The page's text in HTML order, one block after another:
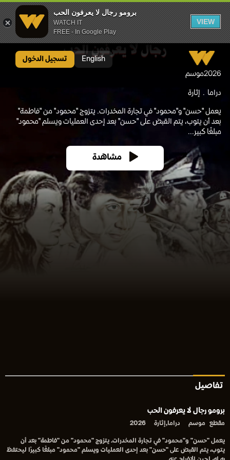
برومو رجال لا يعرفون الحب
WATCH IT
FREE - In Google Play
VIEW
English تسجيل الدخول
2026موسم
دراما إثارة
يعمل "حسن" و"محمود" في تجارة المخدرات. يتزوج "محمود" من "فاطمة"
بعد أن يتوب، يتم القبض على "حسن" بعد إحدى العمليات ويسلم "محمود"
مبلغًا كبير...
مشاهدة
تفاصيل
برومو رجال لا يعرفون الحب
مقطع موسم دراما,إثارة 2026
يعمل "حسن" و"محمود" في تجارة المخدرات. يتزوج "محمود" من "فاطمة" بعد أن
يتوب، يتم القبض على "حسن" بعد إحدى العمليات ويسلم "محمود" مبلغًا كبيرًا ليحتفظ